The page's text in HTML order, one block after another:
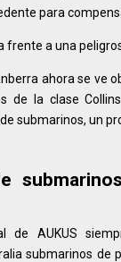
para
frente a una
ahora se ve
de la clase
submarinos, un
de AUKUS
submarinos de